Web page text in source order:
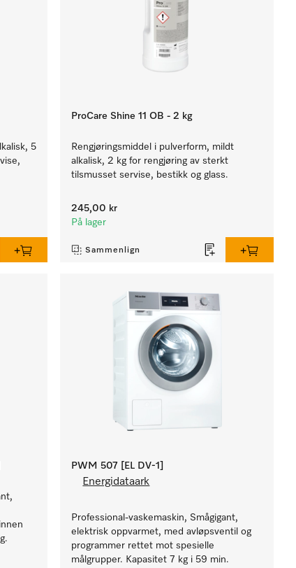
5
ProCare Shine 11 OB - 2 kg
Rengjøringsmiddel i pulverform, mildt
alkalisk, 2 kg for rengjøring av sterkt
tilsmusset servise, bestikk og glass.
245,00 kr
På lager
Sammenlign
PWM 507 [EL DV-1]
Energidataark
Professional-vaskemaskin, Smågigant,
elektrisk oppvarmet, med avløpsventil og
programmer rettet mot spesielle
målgrupper. Kapasitet 7 kg i 59 min.